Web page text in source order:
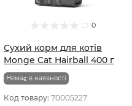
0
Сухий корм для котів
Monge Cat Hairball 400 г
Немає в наявності
Код товару: 70005227